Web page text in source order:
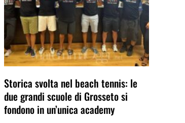
Storica svolta nel beach tennis: le
due grandi scuole di Grosseto si
fondono in un’unica academy